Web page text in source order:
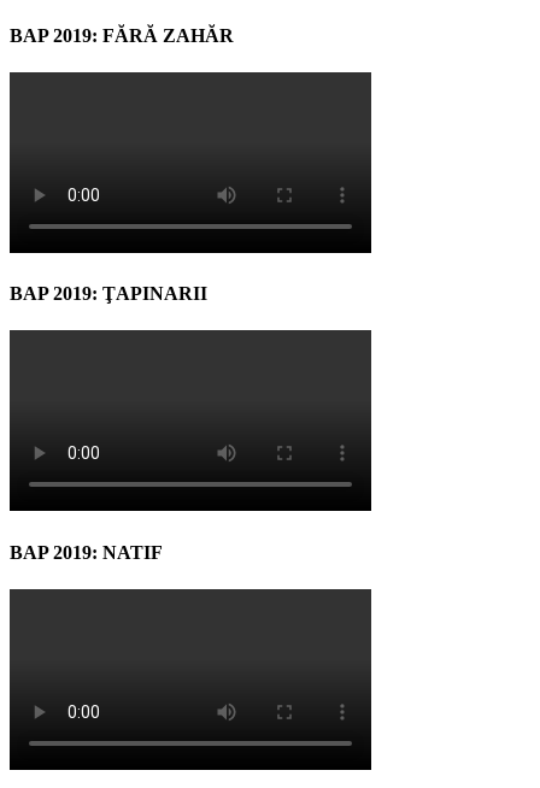
BAP 2019: FĂRĂ ZAHĂR
BAP 2019: ŢAPINARII
BAP 2019: NATIF